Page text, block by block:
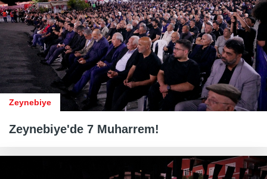
Zeynebiye
Zeynebiye'de 7 Muharrem!